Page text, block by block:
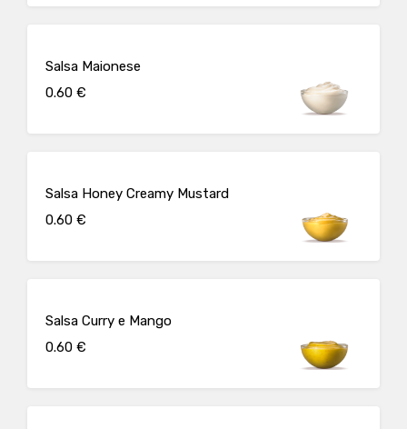
Salsa Maionese
0.60 €
Salsa Honey Creamy Mustard
0.60 €
Salsa Curry e Mango
0.60 €